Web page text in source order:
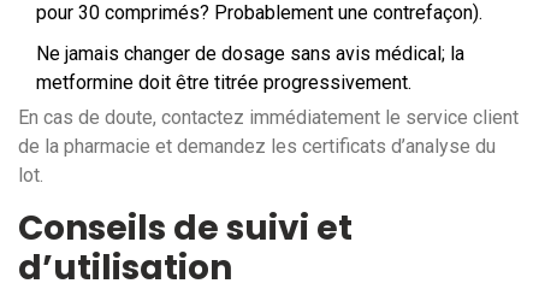
pour 30 comprimés? Probablement une contrefaçon).
Ne jamais changer de dosage sans avis médical; la
metformine doit être titrée progressivement.
En cas de doute, contactez immédiatement le service client
de la pharmacie et demandez les certificats d’analyse du
lot.
Conseils de suivi et
d’utilisation